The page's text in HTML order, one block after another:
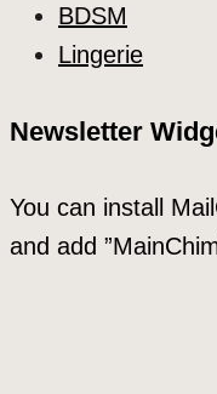
BDSM
Lingerie
Newsletter
You can install
and add